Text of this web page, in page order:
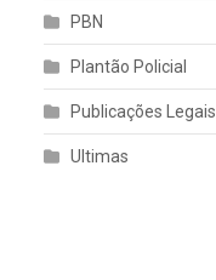
PBN
Plantão Policial
Publicações Legais
Ultimas